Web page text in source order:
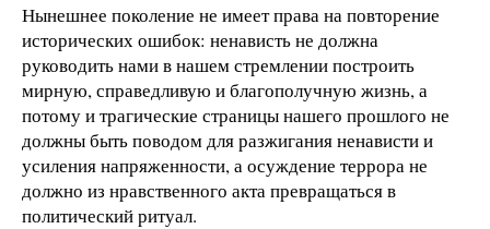
Нынешнее поколение не имеет права на повторение
исторических ошибок: ненависть не должна
руководить нами в нашем стремлении построить
мирную, справедливую и благополучную жизнь, а
потому и трагические страницы нашего прошлого не
должны быть поводом для разжигания ненависти и
усиления напряженности, а осуждение террора не
должно из нравственного акта превращаться в
политический ритуал.